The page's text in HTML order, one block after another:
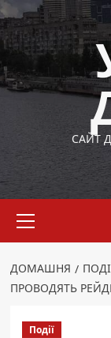
Перейти
до
вмісту
САЙТ
меню
ДОМАШНЯ
ПРОВОДЯТЬ
Події